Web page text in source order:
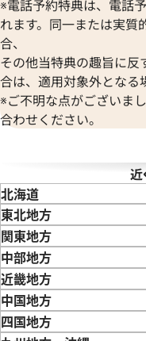
日時点の参考買取価
リブル ドゥ カルティエ
格
Wempe
※電話予約特典は、電話
れます。同一または実質
合、
その他当特典の趣旨に
合は、適用対象外となる
※ご不明な点がございま
合わせください。
近
北海道
東北地方
青森県岩手県
関東地方
東京都神奈川県
中部地方
新潟県富山県
近畿地方
三重県滋賀県
中国地方
鳥取県島根県
四国地方